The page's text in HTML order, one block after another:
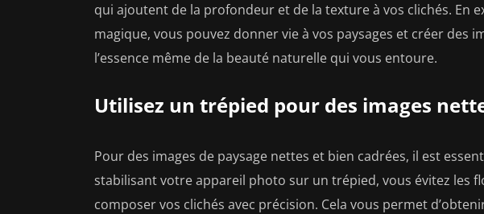
qui ajoutent de la profondeur et de la texture à vos clichés. En
magique, vous pouvez donner vie à vos paysages et créer des
l’essence même de la beauté naturelle qui vous entoure.
Utilisez un trépied pour des images
Pour des images de paysage nettes et bien cadrées, il est
stabilisant votre appareil photo sur un trépied, vous évitez les
composer vos clichés avec précision. Cela vous permet